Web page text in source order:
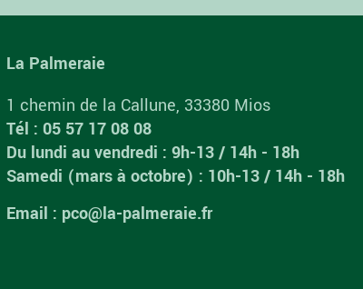
La Palmeraie
1 chemin de la Callune, 33380 Mios
Tél : 05 57 17 08 08
Du lundi au vendredi : 9h-13 / 14h - 18h
Samedi (mars à octobre) : 10h-13 / 14h - 18h
Email : pco@la-palmeraie.fr